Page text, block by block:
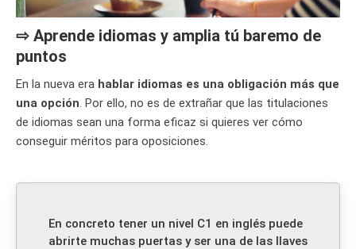
⇨ Aprende idiomas y amplia tú baremo de
puntos
En la nueva era hablar idiomas es una obligación más que
una opción . Por ello, no es de extrañar que las titulaciones
de idiomas sean una forma eficaz si quieres ver cómo
conseguir méritos para oposiciones.
En concreto tener un nivel C1 en inglés puede
abrirte muchas puertas y ser una de las llaves